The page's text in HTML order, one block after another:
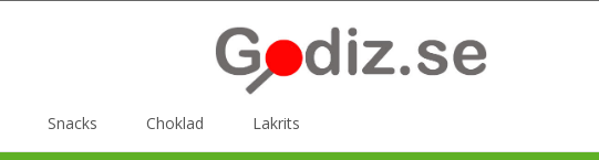
Snacks Choklad Lakrits